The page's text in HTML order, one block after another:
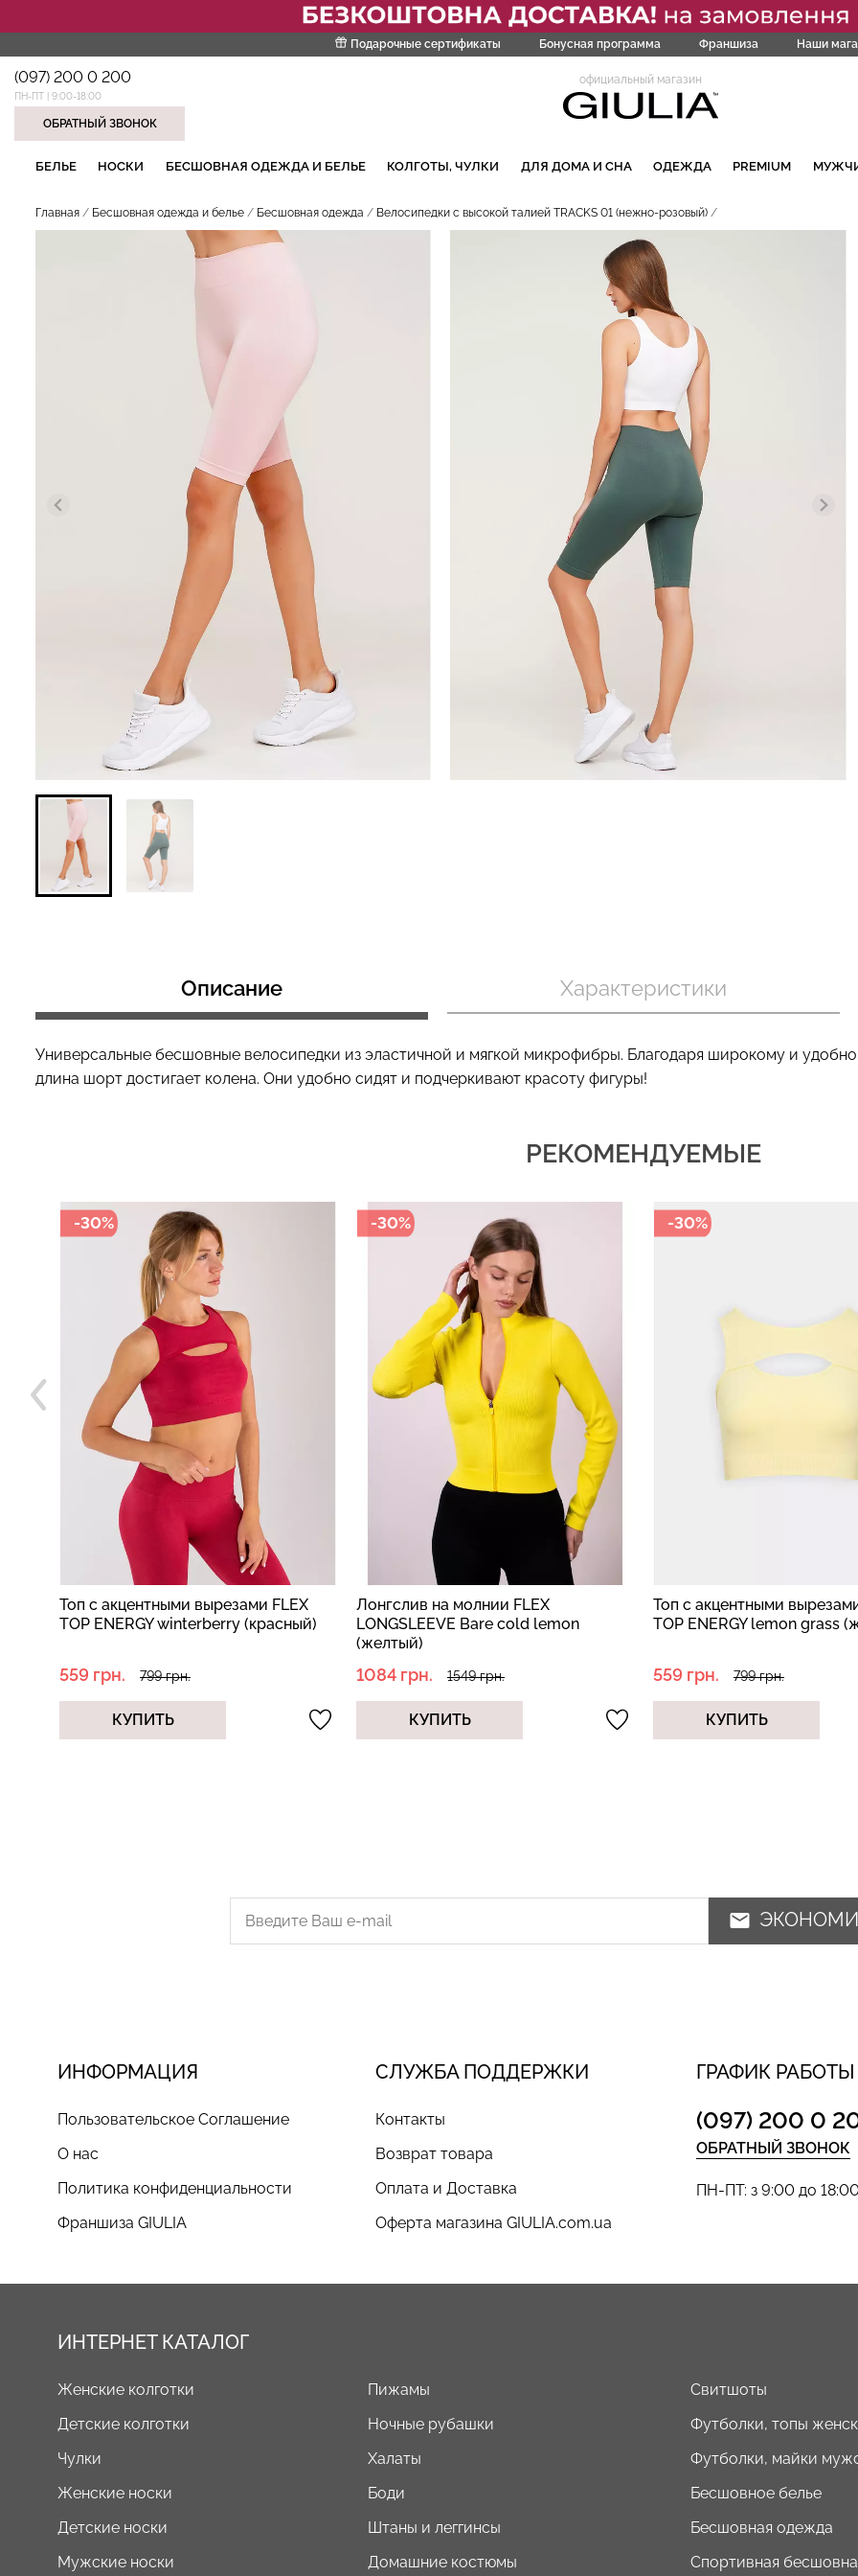
Подарочные сертификаты Бонусная программа Франшиза Наши
(097) 200 0 200
ПН-ПТ | 9:00-18:00
ОБРАТНЫЙ ЗВОНОК
официальный магазин
БЕЛЬЕ НОСКИ БЕСШОВНАЯ ОДЕЖДА И БЕЛЬЕ КОЛГОТЫ, ЧУЛКИ ДЛЯ ДОМА И СНА ОДЕЖДА PREMIUM
Главная Бесшовная одежда и белье Бесшовная одежда Велосипедки с высокой талией TRACKS 01 (нежно-розовый)
Описание Характеристики
Универсальные бесшовные велосипедки из эластичной и мягкой микрофибры. Благодаря широкому и
длина шорт достигает колена. Они удобно сидят и подчеркивают красоту фигуры!
РЕКОМЕНДУЕМЫЕ
-30%
Топ с акцентными вырезами FLEX
TOP ENERGY winterberry (красный)
559 грн. 799 грн.
КУПИТЬ
-30%
Лонгслив на молнии FLEX
LONGSLEEVE Bare cold lemon
(желтый)
1084 грн. 1549 грн.
КУПИТЬ
-30%
Топ с акцентными
TOP ENERGY lemon grass
559 грн. 799 грн.
КУПИТЬ
ИНФОРМАЦИЯ
Пользовательское Соглашение
О нас
Политика конфиденциальности
Франшиза GIULIA
СЛУЖБА ПОДДЕРЖКИ
Контакты
Возврат товара
Оплата и Доставка
Оферта магазина GIULIA.com.ua
ГРАФИК РАБОТЫ
(097) 200 0
ОБРАТНЫЙ ЗВОНОК
ПН-ПТ: з 9:00 до
ИНТЕРНЕТ КАТАЛОГ
Женские колготки
Детские колготки
Чулки
Женские носки
Детские носки
Мужские носки
Пижамы
Ночные рубашки
Халаты
Боди
Штаны и леггинсы
Домашние костюмы
Свитшоты
Футболки, топы
Футболки, майки
Бесшовное белье
Бесшовная одежда
Спортивная
НАШИ ТРЕНДОВЫЕ ТОВАРЫ
Бесшовные леггинсы из
микрофибры LEGGINGS 02
789 грн.
Giulia
384 грн.
Бесшовные леггинсы
LEGGINGS (черный) Giulia
482 грн. 689 грн.
Бесшовная
легкой
BRASILIAN
CAMI TOP RIB white (белый)
CAMI TOP RIB black (черный)
Giulia